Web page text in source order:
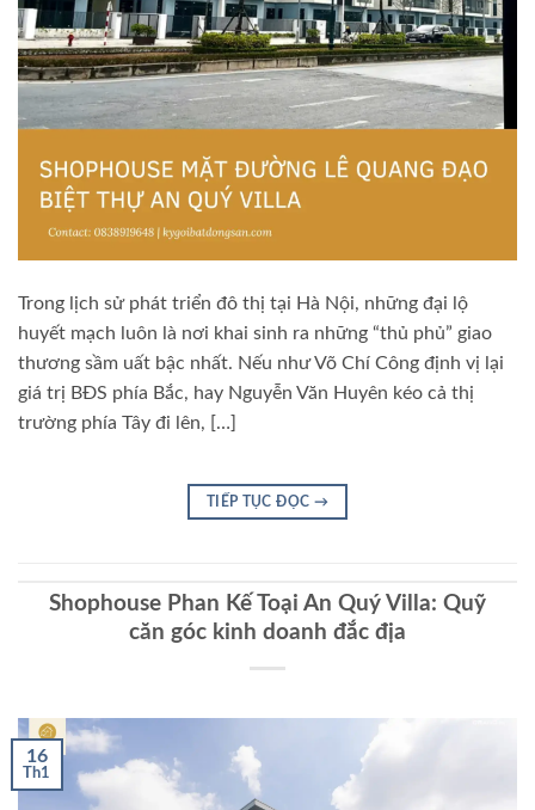
Trong lịch sử phát triển đô thị tại Hà Nội, những đại lộ
huyết mạch luôn là nơi khai sinh ra những “thủ phủ” giao
thương sầm uất bậc nhất. Nếu như Võ Chí Công định vị lại
giá trị BĐS phía Bắc, hay Nguyễn Văn Huyên kéo cả thị
trường phía Tây đi lên, […]
TIẾP TỤC ĐỌC →
Shophouse Phan Kế Toại An Quý Villa: Quỹ
căn góc kinh doanh đắc địa
16
Th1